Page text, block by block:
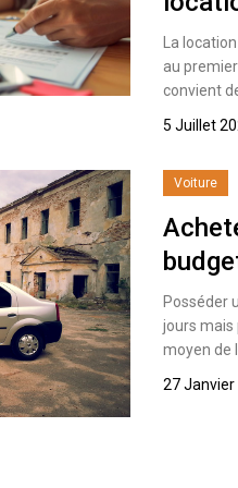
La
au
convient
5 Juillet
Voiture
Posséder
jours mais
moyen de
27 Janvier